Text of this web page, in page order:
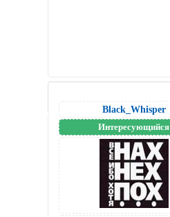
Black_Whisper
Интересующийся